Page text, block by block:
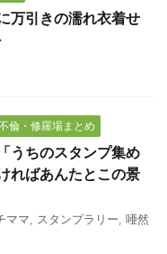
万引きの濡れ衣着せ
倫・修羅場まとめ
うちのスタンプ集め
ればあんたとこの景
ママ, スタンプラリー, 唖然